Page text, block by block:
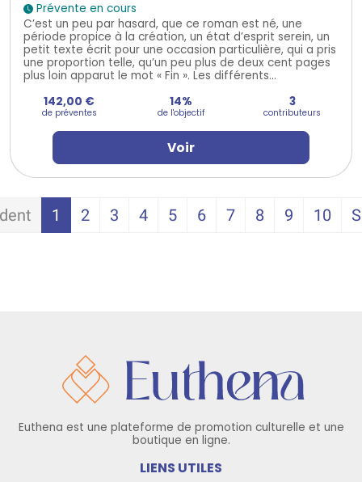
Prévente en cours
C’est un peu par hasard, que ce roman est né, une
période propice à la création, un état d’esprit serein, un
petit texte écrit pour une occasion particulière, qui a pris
une proportion telle, qu’un peu plus de deux cent pages
plus loin apparut le mot « Fin ». Les différents...
142,00 €
de préventes
14%
de l'objectif
3
contributeurs
Voir
1 2 3 4 5 6 7 8 9 10
Euthena est une plateforme de promotion culturelle et une
boutique en ligne.
LIENS UTILES